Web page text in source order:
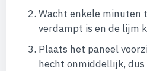
Wacht enkele minuten
verdampt is en de lijm
Plaats het paneel
hecht onmiddellijk,